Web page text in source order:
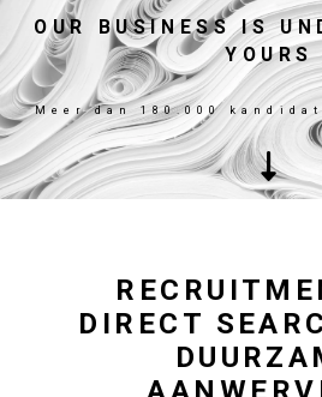
OUR BUSINESS IS
YOURS
Meer dan 180.000
DIRECT